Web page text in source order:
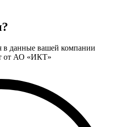
в данные вашей компании
от АО «ИКТ»